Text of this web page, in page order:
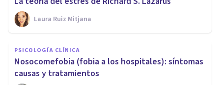
Laura Ruiz Mitjana
PSICOLOGÍA CLÍNICA
Nosocomefobia (fobia a los hospitales): síntomas
causas y tratamientos